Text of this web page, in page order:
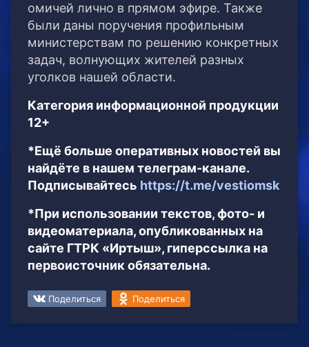
омичей лично в прямом эфире. Также
были даны поручения профильным
министерствам по решению конкретных
задач, волнующих жителей разных
уголков нашей области.
Категория информационной продукции
12+
*Ещё больше оперативных новостей вы
найдёте в нашем телеграм-канале.
Подписывайтесь https://t.me/vestiomsk
*При использовании текстов, фото- и
видеоматериала, опубликованных на
сайте ГТРК «Иртыш», гиперссылка на
первоисточник обязательна.
Поделиться Поделиться